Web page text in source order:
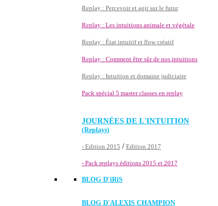
Replay : Percevoir et agir sur le futur
Replay : Les intuitions animale et végétale
Replay : État intuitif et flow créatif
Replay : Comment être sûr de nos intuitions
Replay : Intuition et domaine judiciaire
Pack spécial 5 master classes en replay
JOURNÉES DE L'INTUITION
(Replays)
- Edition 2015 / Edition 2017
- Pack replays éditions 2015 et 2017
BLOG D'iRiS
BLOG D'ALEXIS CHAMPION